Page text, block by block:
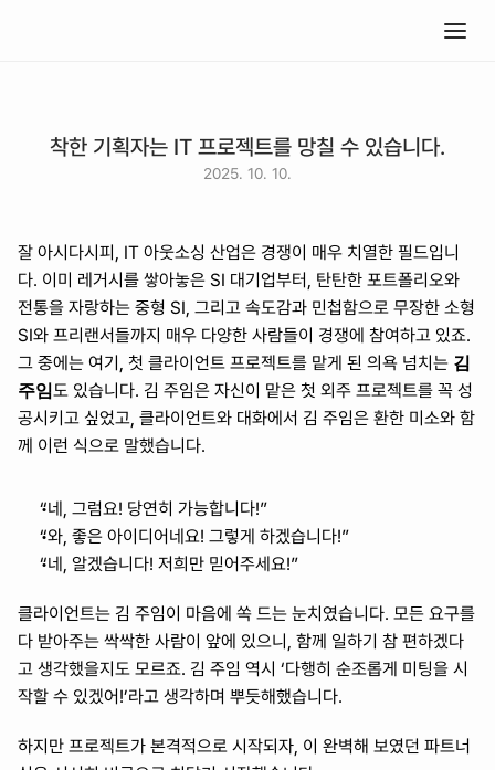
착한 기획자는 IT 프로젝트를 망칠 수 있습니다.
2025. 10. 10.
잘 아시다시피, IT 아웃소싱 산업은 경쟁이 매우 치열한 필드입니
다. 이미 레거시를 쌓아놓은 SI 대기업부터, 탄탄한 포트폴리오와
전통을 자랑하는 중형 SI, 그리고 속도감과 민첩함으로 무장한 소형
SI와 프리랜서들까지 매우 다양한 사람들이 경쟁에 참여하고 있죠.
그 중에는 여기, 첫 클라이언트 프로젝트를 맡게 된 의욕 넘치는 김
주임도 있습니다. 김 주임은 자신이 맡은 첫 외주 프로젝트를 꼭 성
공시키고 싶었고, 클라이언트와 대화에서 김 주임은 환한 미소와 함
께 이런 식으로 말했습니다.
“네, 그럼요! 당연히 가능합니다!”
“와, 좋은 아이디어네요! 그렇게 하겠습니다!”
“네, 알겠습니다! 저희만 믿어주세요!”
클라이언트는 김 주임이 마음에 쏙 드는 눈치였습니다. 모든 요구를
다 받아주는 싹싹한 사람이 앞에 있으니, 함께 일하기 참 편하겠다
고 생각했을지도 모르죠. 김 주임 역시 ‘다행히 순조롭게 미팅을 시
작할 수 있겠어!’라고 생각하며 뿌듯해했습니다.
하지만 프로젝트가 본격적으로 시작되자, 이 완벽해 보였던 파트너